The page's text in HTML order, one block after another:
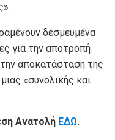
δεσμευμένα
για την αποτροπή
αποκατάσταση της
«συνολικής και
Ανατολή ΕΔΩ.